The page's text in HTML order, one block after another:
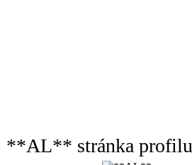
**AL** stránka profilu